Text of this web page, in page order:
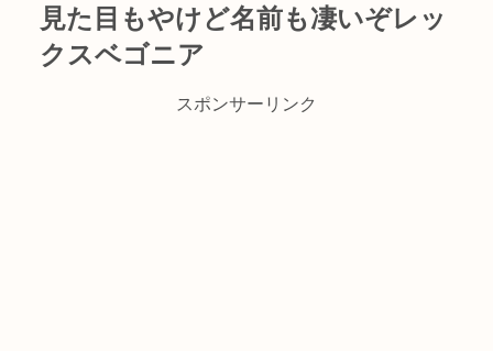
見た目もやけど名前も凄いぞレッ
クスベゴニア
スポンサーリンク